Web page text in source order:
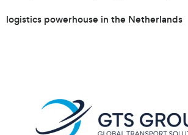
logistics powerhouse in the Netherlands